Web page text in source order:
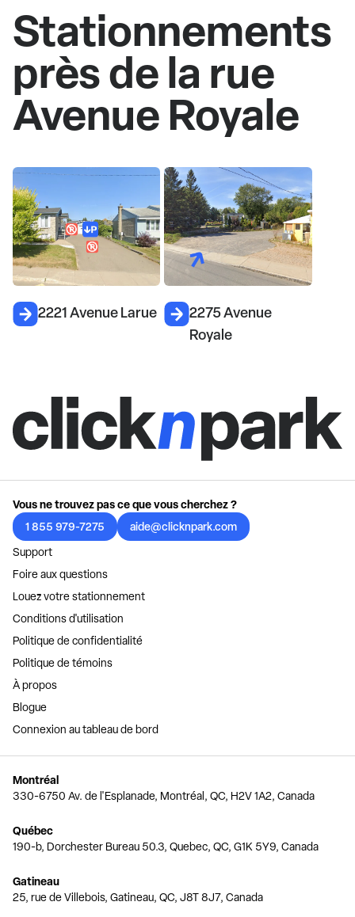
Stationnements
près de la rue
Avenue Royale
2221 Avenue Larue
2275 Avenue
Royale
Vous ne trouvez pas ce que vous cherchez ?
1 855 979-7275
aide@clicknpark.com
Support
Foire aux questions
Louez votre stationnement
Conditions d'utilisation
Politique de confidentialité
Politique de témoins
À propos
Blogue
Connexion au tableau de bord
Montréal
330-6750 Av. de l'Esplanade, Montréal, QC, H2V 1A2, Canada
Québec
190-b, Dorchester Bureau 50.3, Quebec, QC, G1K 5Y9, Canada
Gatineau
25, rue de Villebois, Gatineau, QC, J8T 8J7, Canada